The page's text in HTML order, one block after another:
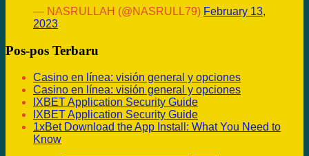
— NASRULLAH (@NASRULL79) February 13,
2023
Pos-pos Terbaru
Casino en línea: visión general y opciones
Casino en línea: visión general y opciones
IXBET Application Security Guide
IXBET Application Security Guide
1xBet Download the App Install: What You Need to
Know